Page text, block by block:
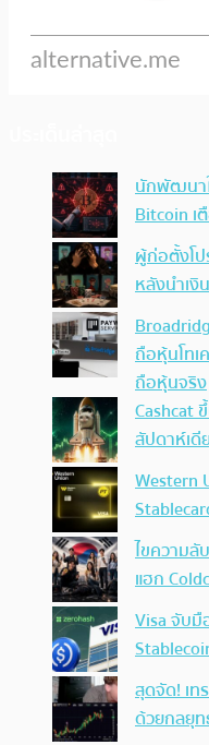
นักพัฒนา
Bitcoin เ
ผู้ก่อตั้งโ
หลังนำเงิ
ถือหุ้นโทเ
ถือหุ้นจริง
Cashcat
สัปดาห์เดี
Western
ไขความลั
แฮก
Visa จับมื
สุดจัด! เท
ด้วยกลยุท